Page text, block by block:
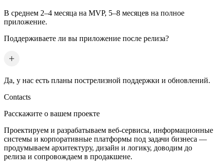
В среднем 2–4 месяца на MVP, 5–8 месяцев на полное
приложение.
Поддерживаете ли вы приложение после релиза?
Да, у нас есть планы пострелизной поддержки и обновлений.
Contacts
Расскажите о вашем проекте
Проектируем и разрабатываем веб-сервисы, информационные
системы и корпоративные платформы под задачи бизнеса —
продумываем архитектуру, дизайн и логику, доводим до
релиза и сопровождаем в продакшене.